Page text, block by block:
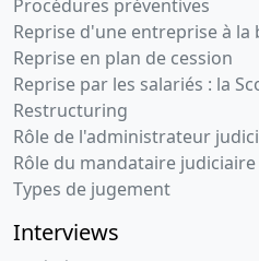
Procédures préventives
Reprise d'une entreprise à la
Reprise en plan de cession
Reprise par les salariés : la
Restructuring
Rôle de l'administrateur
Rôle du mandataire judiciaire
Types de jugement
Interviews